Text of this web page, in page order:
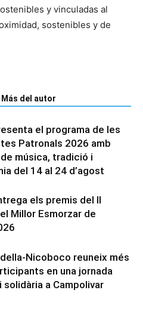
y vinculadas al
sostenibles y de
Más del autor
el programa de les
Patronals 2026 amb
música, tradició i
del 14 al 24 d’agost
els premis del II
Millor Esmorzar de
Nicoboco reuneix més
en una jornada
solidària a Campolivar